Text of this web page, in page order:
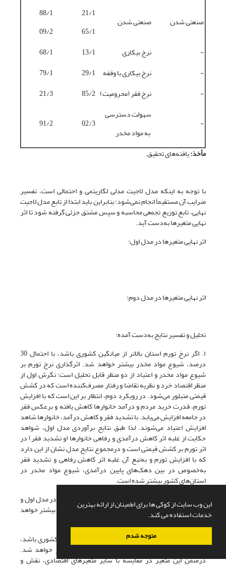
این وب سایت از کوکی ها برای اطمینان از ارائه بهترین
خدمات استفاده می کند.
متوجه شدم
صنعتی‌ شدن صنعتی شدن
21/1
65/1
88/1
09/2
-
نرخ بیکاری 13/1
68/1
-
نرخ بیکاری با وقفه 29/1
79/1
-
نرخ فقر (محرومیت) 85/2
21/3
-
سهولت دسترسی
به مواد مخدر
02/3
91/2
مأخذ:یافته‌های تحقیق.
با توجه به اینکه مدل لاجیت مدلی لگاریتمی و احتمالی است، تفسیر
ضرایب آن مستقیماً انجام نمی‌شود؛ بنابراین باید ابتدا از تابع مدل لاجیت
نهایی، تابع توزیع تجمعی محاسبه و سپس مشتق جزئی گرفته شود تا اثر
نهایی متغیرها به‌دست آید.
اثر نهایی متغیرها در مدل اول:
اثر نهایی متغیرها در مدل دوم:
تحلیل و تفسیر نتایج به‌دست آمده:
۱. اگر نرخ تورم استان بالاتر از میانگین کشوری باشد، با احتمال 30
درصد، شیوع مواد مخدر بیشتر خواهد شد. اثرگذاری نرخ تورم بر
شیوع مواد مخدر و اعتیاد از دو منظر قابل تحلیل است: نگرش اول از
منظر اقتصاد خرد و نظریه تقاضا و رفتار مصرف‌کننده است که در کشش
قیمتی متبلور می‌شود. در رویکرد دوم، انتظار بر این است که با افزایش
تورم، قدرت خرید مردم و درآمد خانوارها کاهش یافته و برعکس فقر
در جامعه افزایش می‌یابد. با تشدید فقر و کاهش درآمد، خانوارها شاهد
افزایش اعتیاد می‌شوند. لذا طبق نتایج برآوردی مدل اول، شواهد
حکایت از غلبه اثر کاهش درآمدی و رفاهی خانوارها (و تشدید فقر) در
اثر تورم بر کشش قیمتی است و درمجموع نتایج مدل نشان از این دارد
که با افزایش تورم و به‌تبع آن غلبه اثر کاهش رفاهی و تشدید فقر
به‌خصوص در بین دهک‌های پایین درآمدی، شیوع مواد مخدر در
استان‌های کشور بیشتر شده است.
۲. اگر ضریب جینی استان بالاتر از میانگین کشوری باشد، در مدل اول و
دوم به‌ترتیب با احتمال 44 و 47 درصد شیوع مواد مخدر بیشتر خواهد
شد.
۳. اگر نرخ مشارکت اقتصادی در استان بیشتر از میانگین کشوری باشد،
با احتمال 52 درصد به کاهش شیوع مواد مخدر منجر خواهد شد.
درضمن این متغیر در مقایسه با سایر متغیرهای اقتصادی، نقش و